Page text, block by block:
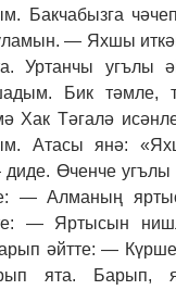
Бакчабызга
— Яхшы
Уртанчы угълы
Бик тәмле,
Хак Тәгалә
Атасы янә:
Өченче угълы
— Алманың
— Яртысын
әйтте: —
ята. Барып,